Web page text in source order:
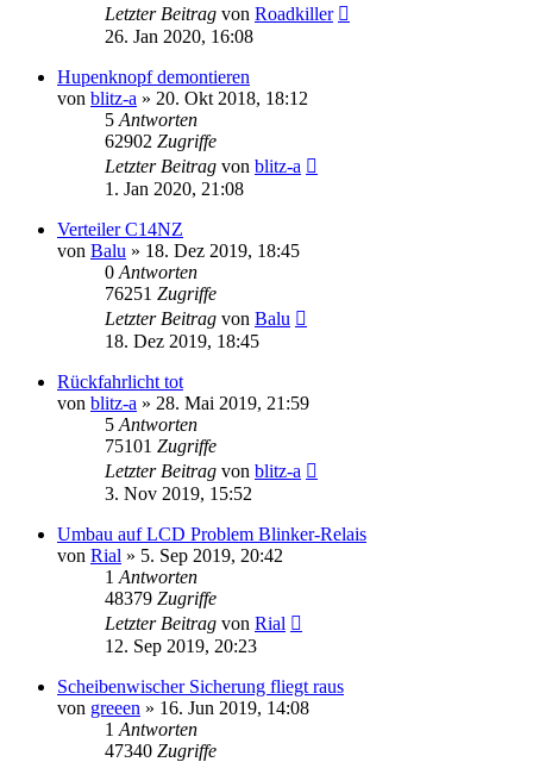
Letzter Beitrag von Roadkiller
26. Jan 2020, 16:08
Hupenknopf demontieren
von blitz-a » 20. Okt 2018, 18:12
5 Antworten
62902 Zugriffe
Letzter Beitrag von blitz-a
1. Jan 2020, 21:08
Verteiler C14NZ
von Balu » 18. Dez 2019, 18:45
0 Antworten
76251 Zugriffe
Letzter Beitrag von Balu
18. Dez 2019, 18:45
Rückfahrlicht tot
von blitz-a » 28. Mai 2019, 21:59
5 Antworten
75101 Zugriffe
Letzter Beitrag von blitz-a
3. Nov 2019, 15:52
Umbau auf LCD Problem Blinker-Relais
von Rial » 5. Sep 2019, 20:42
1 Antworten
48379 Zugriffe
Letzter Beitrag von Rial
12. Sep 2019, 20:23
Scheibenwischer Sicherung fliegt raus
von greeen » 16. Jun 2019, 14:08
1 Antworten
47340 Zugriffe